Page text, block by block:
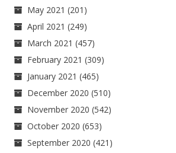
May 2021 (201)
April 2021 (249)
March 2021 (457)
February 2021 (309)
January 2021 (465)
December 2020 (510)
November 2020 (542)
October 2020 (653)
September 2020 (421)